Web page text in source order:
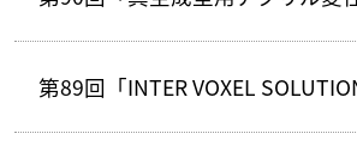
第89回「INTER VOXEL